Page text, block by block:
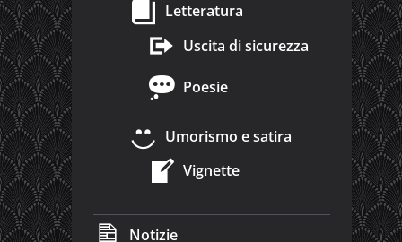
Letteratura
Uscita di sicurezza
Poesie
Umorismo e satira
Vignette
Notizie